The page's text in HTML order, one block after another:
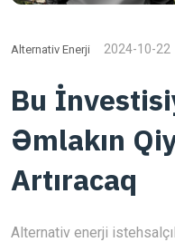
Alternativ Enerji 2024-10-22
Bu
Əmlakın
Artıracaq
Alternativ enerji